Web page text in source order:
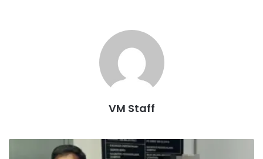
இறந்தவர் நீண்ட காலமாக உடல்நலப் பிரச்சனைகளால் அவதிப்பட்டு
வந்ததாகவும், கிட்டத்தட்ட 20 ஆண்டுகளாக மருத்துவமனைக்குச்
சென்று வந்துகொண்டிருந்ததாக அண்டை வீட்டுக்காரரான நொரானி
அதுமட்டுமின்றி, அவருக்கு லேசான பக்கவாதம் மற்றும்
பிரச்னையும் ஏற்பட்டிருந்தது.
VM Staff